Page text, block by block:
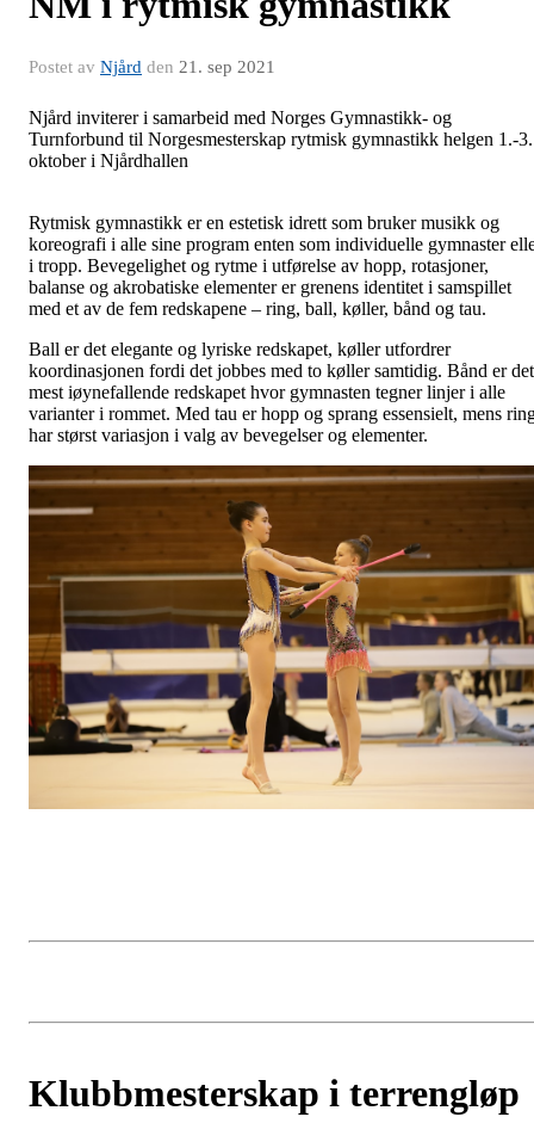
Postet av Njård den 21. sep 2021
Njård inviterer i samarbeid med Norges Gymnastikk- og
Turnforbund til Norgesmesterskap rytmisk gymnastikk helgen 1.-3.
oktober i Njårdhallen
Rytmisk gymnastikk er en estetisk idrett som bruker musikk og
koreografi i alle sine program enten som individuelle gymnaster
i tropp. Bevegelighet og rytme i utførelse av hopp, rotasjoner,
balanse og akrobatiske elementer er grenens identitet i samspillet
med et av de fem redskapene – ring, ball, køller, bånd og tau.
Ball er det elegante og lyriske redskapet, køller utfordrer
koordinasjonen fordi det jobbes med to køller samtidig. Bånd er det
mest iøynefallende redskapet hvor gymnasten tegner linjer i alle
varianter i rommet. Med tau er hopp og sprang essensielt, mens
har størst variasjon i valg av bevegelser og elementer.
Klubbmesterskap i terrengløp